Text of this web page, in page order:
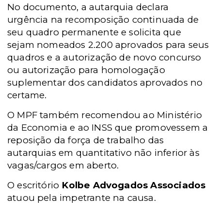
No documento, a autarquia declara
urgência na recomposição continuada de
seu quadro permanente e solicita que
sejam nomeados 2.200 aprovados para seus
quadros e a autorização de novo concurso
ou autorização para homologação
suplementar dos candidatos aprovados no
certame.
O MPF também recomendou ao Ministério
da Economia e ao INSS que promovessem a
reposição da força de trabalho das
autarquias em quantitativo não inferior às
vagas/cargos em aberto.
O escritório Kolbe Advogados Associados
atuou pela impetrante na causa.